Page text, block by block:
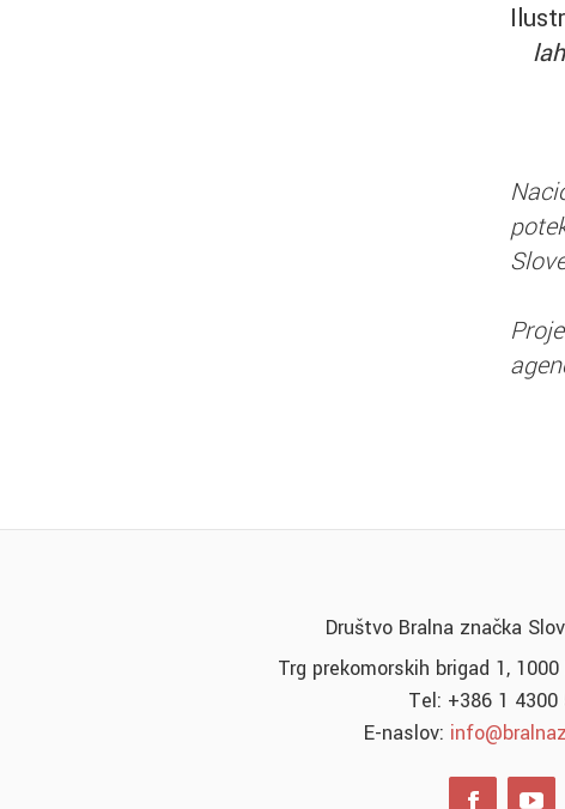
Društvo Bralna značka
Trg prekomorskih brigad 1,
Tel: +386 1 4300
E-naslov: